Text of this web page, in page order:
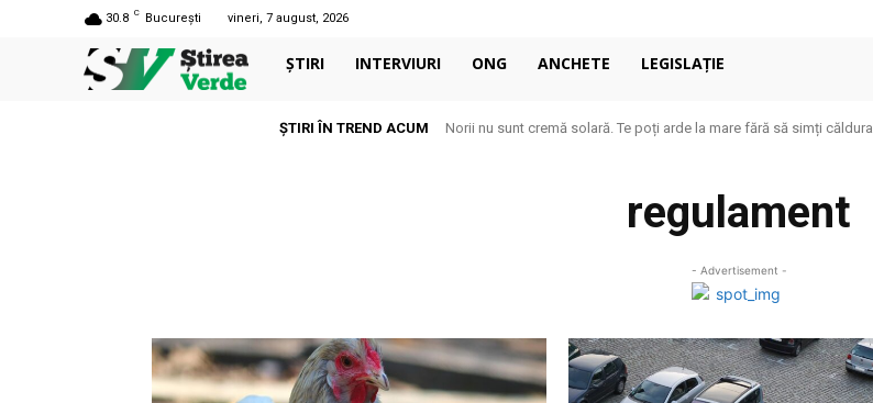
30.8 C București vineri, 7 august, 2026
ȘTIRI INTERVIURI ONG ANCHETE LEGISLAȚIE
ȘTIRI ÎN TREND ACUM Norii nu sunt cremă solară. Te poți arde la mare fără să simți căldura
regulament
- Advertisement -